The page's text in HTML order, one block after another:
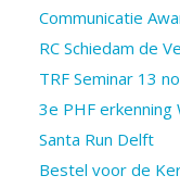
Communicatie
RC Schiedam de
TRF Seminar 13
3e PHF erkenning
Santa Run Delft
Bestel voor de